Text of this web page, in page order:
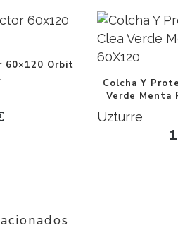
60×120 Orbit
Colcha Y
Verde Menta
Uzturre